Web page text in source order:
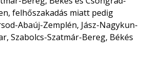
felhőszakadás miatt pedig
Abaúj-Zemplén, Jász-Nagykun-
Szabolcs-Szatmár-Bereg, Békés